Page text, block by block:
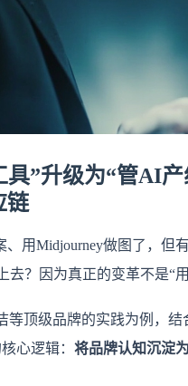
具”升级为“管AI
链
、用Midjourney做图了，但
去？因为真正的变革不是“
等顶级品牌的实践为例，
心逻辑： 将品牌认知沉淀